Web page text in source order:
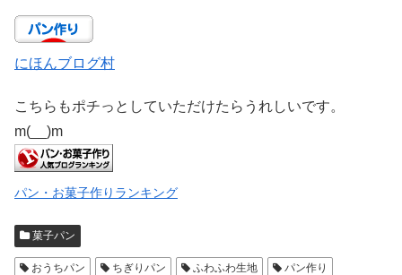
にほんブログ村
こちらもポチっとしていただけたらうれしいです。
m(__)m
パン・お菓子作りランキング
菓子パン
おうちパン ちぎりパン ふわふわ生地
パン作り